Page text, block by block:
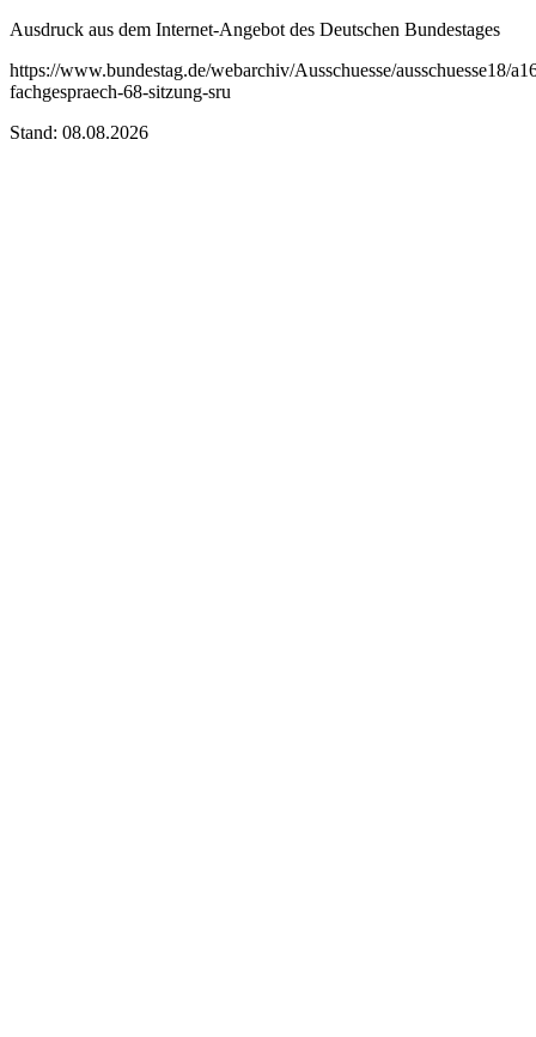
Ausdruck aus dem Internet-Angebot des Deutschen Bundestages
https://www.bundestag.de/webarchiv/Ausschuesse/ausschuesse18/
fachgespraech-68-sitzung-sru
Stand: 08.08.2026